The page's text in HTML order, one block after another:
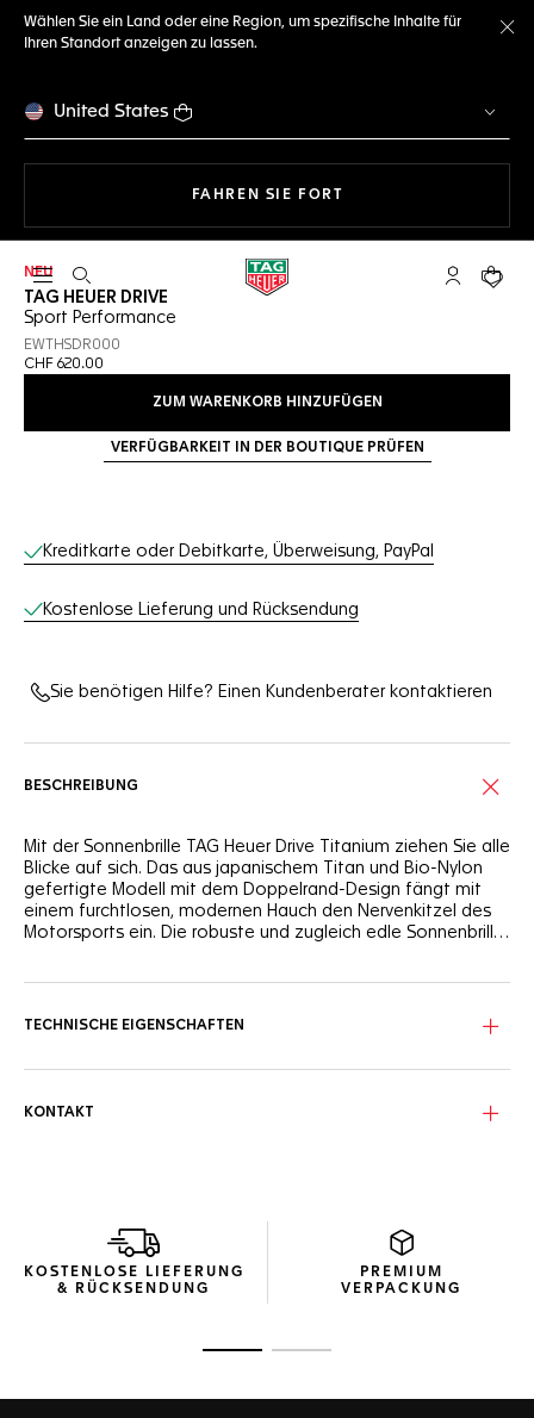
Wählen Sie ein Land oder eine Region, um spezifische Inhalte für
Ihren Standort anzeigen zu lassen.
United States
FAHREN SIE FORTMIT DER NAVIGATION
Suche öffnen My TAG
Ihr
NEU
TAG HEUER DRIVE
Sport Performance
EWTHSDR000
CHF 620.00
ZUM WARENKORB HINZUFÜGEN
VERFÜGBARKEIT IN DER BOUTIQUE PRÜFEN
Online-Services
Kreditkarte oder Debitkarte, Überweisung, PayPal
Kostenlose Lieferung und Rücksendung
Sie benötigen Hilfe? Einen Kundenberater kontaktieren
BESCHREIBUNG
Mit der Sonnenbrille TAG Heuer Drive Titanium ziehen Sie alle
Blicke auf sich. Das aus japanischem Titan und Bio-Nylon
gefertigte Modell mit dem Doppelrand-Design fängt mit
einem furchtlosen, modernen Hauch den Nervenkitzel des
Motorsports ein. Die robuste und zugleich edle Sonnenbrille
Langlebigkeit und ein leichtes Tragegefühl. Die gummierten
Präzisionstechnik auf kühnes Design.
Abdeckung bei gleichzeitigem natürlichem Sichtfeld und
macht das Modell zur idealen Wahl für Sport und Lifestyle.
Jede TAG Heuer Drive Titanium Sonnenbrille wird in
TECHNISCHE EIGENSCHAFTEN
KONTAKT
KOSTENLOSE LIEFERUNG
& RÜCKSENDUNG
PREMIUM
VERPACKUNG